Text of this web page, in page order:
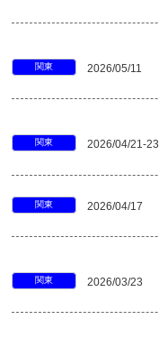
関東 2026/05/11
関東 2026/04/21-23
関東 2026/04/17
関東 2026/03/23